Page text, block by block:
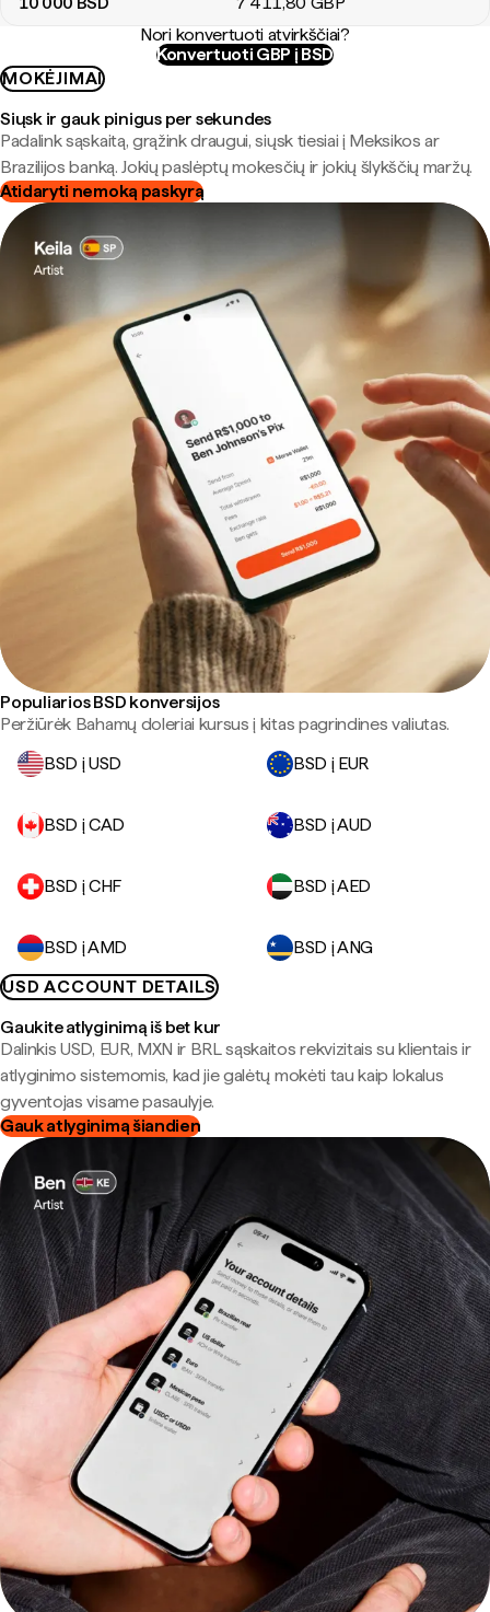
Nori konvertuoti atvirkščiai?
Konvertuoti GBP į BSD
MOKĖJIMAI
Siųsk ir gauk pinigus per sekundes
Padalink sąskaitą, grąžink draugui, siųsk tiesiai į Meksikos ar
Brazilijos banką. Jokių paslėptų mokesčių ir jokių šlykščių maržų.
Atidaryti nemoką paskyrą
Populiarios BSD konversijos
Peržiūrėk Bahamų doleriai kursus į kitas pagrindines valiutas.
BSD į USD
BSD į EUR
BSD į CAD BSD į AUD
BSD į CHF BSD į AED
BSD į AMD
BSD į ANG
USD ACCOUNT DETAILS
Gaukite atlyginimą iš bet kur
Dalinkis USD, EUR, MXN ir BRL sąskaitos rekvizitais su klientais ir
atlyginimo sistemomis, kad jie galėtų mokėti tau kaip lokalus
gyventojas visame pasaulyje.
Gauk atlyginimą šiandien